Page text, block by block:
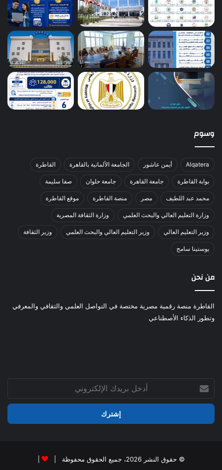
وسوم
Alqatera أيمن عاشور الجامعة الألمانية بالقاهرة القاطرة
بوابة القاطرة جامعة القاهرة جامعة حلوان صفا سليمة
محمد عبد اللطيف مصر منصة القاطرة موقع القاطرة
وزارة التعليم العالي والبحث العلمي وزارة الثقافة المصرية
وزير التعليم العالي وزير التعليم العالي والبحث العلمي وزير الثقافة
يوستينا سامح
من نحن
القاطرة منصة رقمية مصرية مختصة في التواصل العلمي والثقافي والمعرفي
وتطور الذكاء الأصطناعي
بريدك
الإلكتروني
© حقوق النشر 2026، جميع الحقوق محفوظة |